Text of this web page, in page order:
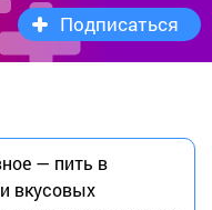
Подписаться
— пить в
вкусовых